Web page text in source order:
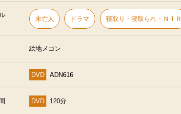
未亡人 ドラマ 寝取り・寝取られ・ＮＴＲ
絵地メコン
DVD ADN616
DVD 120分